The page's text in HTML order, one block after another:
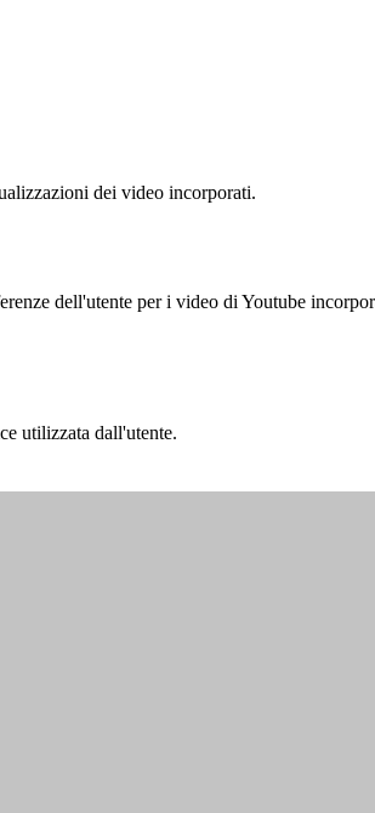
dei video incorporati.
dell'utente per i video di Youtube
utilizzata dall'utente.